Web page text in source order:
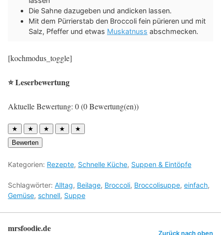
Die Sahne dazugeben und andicken lassen.
Mit dem Pürrierstab den Broccoli fein pürieren und mit
Salz, Pfeffer und etwas Muskatnuss abschmecken.
[kochmodus_toggle]
⭐ Leserbewertung
Aktuelle Bewertung: 0 (0 Bewertung(en))
★ ★ ★ ★
★
Bewerten
Kategorien: Rezepte, Schnelle Küche, Suppen & Eintöpfe
Schlagwörter: Alltag, Beilage, Broccoli, Broccolisuppe, einfach,
Gemüse, schnell, Suppe
mrsfoodie.de Zurück nach oben